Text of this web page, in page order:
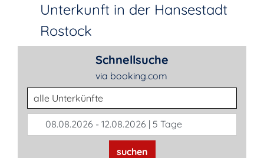
Unterkunft in der Hansestadt
Rostock
Schnellsuche
via booking.com
Unterkunftsart
08.08.2026 - 12.08.2026 | 5 Tage
suchen